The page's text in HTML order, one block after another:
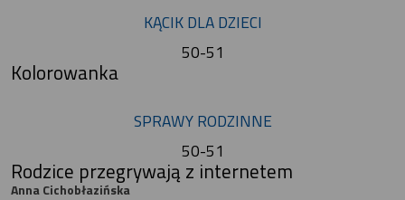
KĄCIK DLA DZIECI
50-51
Kolorowanka
SPRAWY RODZINNE
50-51
Rodzice przegrywają z internetem
Anna Cichobłazińska